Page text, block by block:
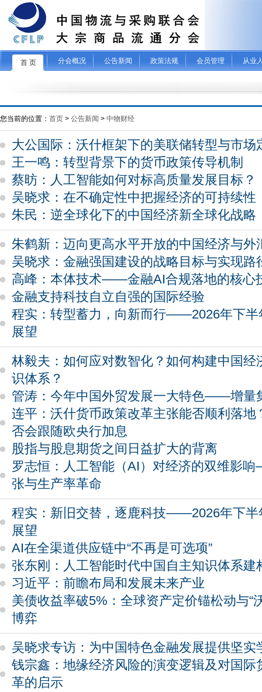
首 页 分会概况 公告新闻 政策法规 会员管理 从业
您当前的位置： 首页 > 公告新闻 > 中物财经
大公国际：沃什框架下的美联储转型与市场
王一鸣：转型背景下的货币政策传导机制
蔡昉：人工智能如何对标高质量发展目标？
吴晓求：在不确定性中把握经济的可持续性
朱民：逆全球化下的中国经济新全球化战略
朱鹤新：迈向更高水平开放的中国经济与外
吴晓求：金融强国建设的战略目标与实现路
高峰：本体技术——金融AI合规落地的核心
金融支持科技自立自强的国际经验
程实：转型蓄力，向新而行——2026年下半
展望
林毅夫：如何应对数智化？如何构建中国经
识体系？
管涛：今年中国外贸发展一大特色——增量
连平：沃什货币政策改革主张能否顺利落地
否会跟随欧央行加息
股指与股息期货之间日益扩大的背离
罗志恒：人工智能（AI）对经济的双维影
张与生产率革命
程实：新旧交替，逐鹿科技——2026年下半
展望
AI在全渠道供应链中“不再是可选项”
张东刚：人工智能时代中国自主知识体系建
习近平：前瞻布局和发展未来产业
美债收益率破5%：全球资产定价锚松动与“
博弈
吴晓求专访：为中国特色金融发展提供坚实
钱宗鑫：地缘经济风险的演变逻辑及对国际
革的启示